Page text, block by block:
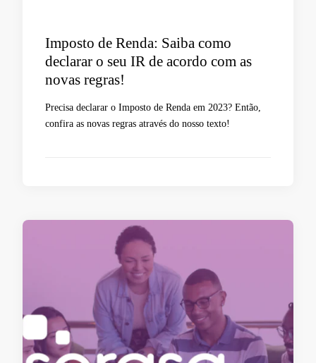
Imposto de Renda: Saiba como
declarar o seu IR de acordo com as
novas regras!
Precisa declarar o Imposto de Renda em 2023? Então,
confira as novas regras através do nosso texto!